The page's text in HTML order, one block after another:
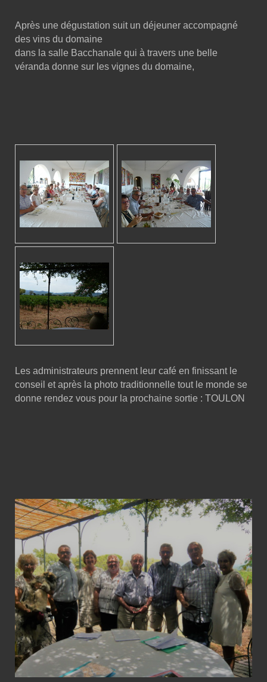
Après une dégustation suit un déjeuner accompagné
des vins du domaine
dans la salle Bacchanale qui à travers une belle
véranda donne sur les vignes du domaine,
Les administrateurs prennent leur café en finissant le
conseil et après la photo traditionnelle tout le monde se
donne rendez vous pour la prochaine sortie : TOULON